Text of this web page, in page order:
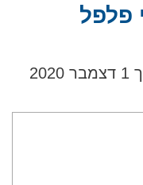
פלפל
בתאריך 1 דצמבר 2020